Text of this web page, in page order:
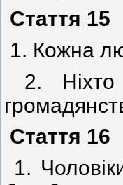
Стаття 15
1. Кожна
2. Ніхто
Стаття 16
1.